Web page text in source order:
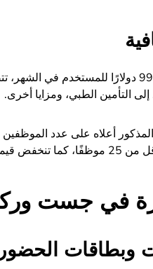
رسومها أساسية تبلغ 99 دولارًا
التأمين الطبي، ومزايا أخرى.
أعلاه على عدد
مع نمو الشركة.
في جست